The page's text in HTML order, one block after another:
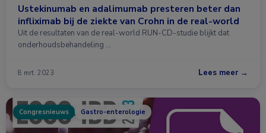
Ustekinumab en adalimumab presteren beter dan
infliximab bij de ziekte van Crohn in de real-world
Uit de resultaten van de real-world RUN-CD-studie blijkt dat
onderhoudsbehandeling …
8 mrt. 2023 Lees meer →
Congresnieuws Gastro-enterologie